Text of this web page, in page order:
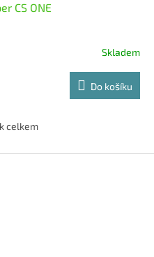
CS ONE
Skladem
Do košíku
celkem